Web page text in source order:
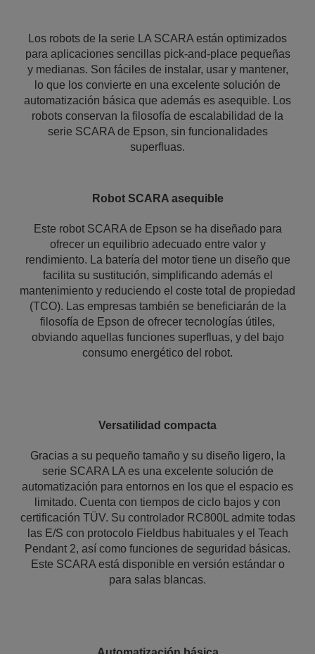
Los robots de la serie LA SCARA están optimizados
para aplicaciones sencillas pick-and-place pequeñas
y medianas. Son fáciles de instalar, usar y mantener,
lo que los convierte en una excelente solución de
automatización básica que además es asequible. Los
robots conservan la filosofía de escalabilidad de la
serie SCARA de Epson, sin funcionalidades
superfluas.
Robot SCARA asequible
Este robot SCARA de Epson se ha diseñado para
ofrecer un equilibrio adecuado entre valor y
rendimiento. La batería del motor tiene un diseño que
facilita su sustitución, simplificando además el
mantenimiento y reduciendo el coste total de propiedad
(TCO). Las empresas también se beneficiarán de la
filosofía de Epson de ofrecer tecnologías útiles,
obviando aquellas funciones superfluas, y del bajo
consumo energético del robot.
Versatilidad compacta
Gracias a su pequeño tamaño y su diseño ligero, la
serie SCARA LA es una excelente solución de
automatización para entornos en los que el espacio es
limitado. Cuenta con tiempos de ciclo bajos y con
certificación TÜV. Su controlador RC800L admite todas
las E/S con protocolo Fieldbus habituales y el Teach
Pendant 2, así como funciones de seguridad básicas.
Este SCARA está disponible en versión estándar o
para salas blancas.